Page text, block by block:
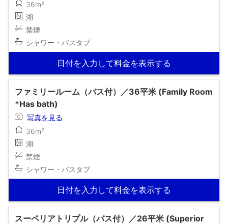
36m²
湖
禁煙
シャワー・バスタブ
日付を入力して料金を表示する
ファミリールーム（バス付）／36平米 (Family Room
*Has bath)
写真を見る
36m²
湖
禁煙
シャワー・バスタブ
日付を入力して料金を表示する
スーペリアトリプル（バス付）／26平米 (Superior